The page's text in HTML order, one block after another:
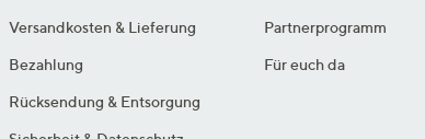
Versandkosten & Lieferung
Bezahlung
Rücksendung & Entsorgung
Partnerprogramm
Für euch da